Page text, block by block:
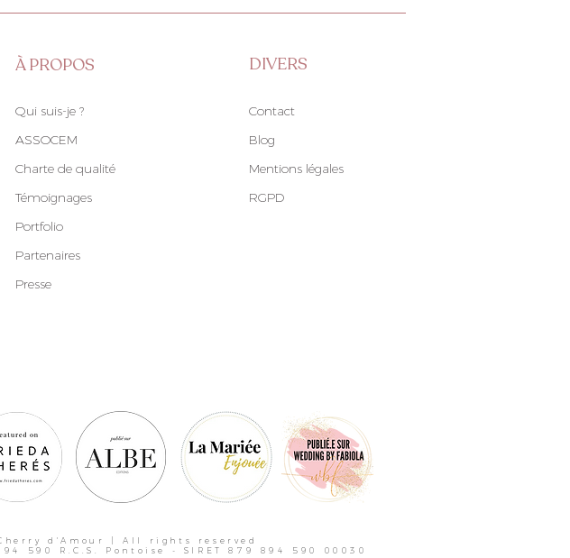
À PROPOS
Qui suis-je ?
ASSOCEM
Charte de qualité
Témoignages
Portfolio
Partenaires
Presse
DIVERS
Contact
Blog
Mentions légales
RGPD
d'Amour | All rights reserved
590 R.C.S. Pontoise - SIRET 879 894 590 00030